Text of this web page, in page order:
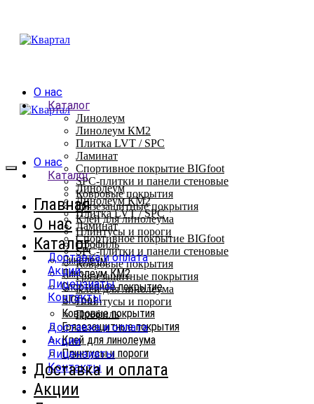
О нас
Каталог
Линолеум
Линолеум КМ2
Плитка LVT / SPC
Ламинат
Спортивное покрытие BIGfoot
SPC-плитки и панели стеновые
Ковровые покрытия
Грязезащитные покрытия
Клей для линолеума
Плинтусы и пороги
Профиль
Доставка и оплата
Акции
Лицензиаты
Контакты
О нас
Каталог
Линолеум
Линолеум КМ2
Плитка LVT / SPC
Ламинат
Спортивное покрытие BIGfoot
SPC-плитки и панели стеновые
Ковровые покрытия
Грязезащитные покрытия
Клей для линолеума
Плинтусы и пороги
Профиль
Доставка и оплата
Акции
Лицензиаты
Контакты
Главная
О нас
Каталог
Линолеум
Линолеум КМ2
Спортивное покрытие
BIGfoot
Ковровые покрытия
Грязезащитные покрытия
Клей для линолеума
Плинтусы и пороги
Доставка и оплата
Акции